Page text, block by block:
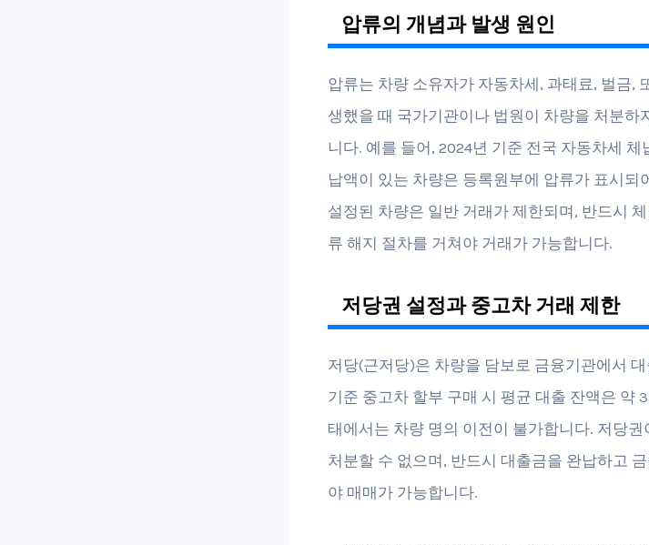
압류의 개념과 발생 원인
압류는 차량 소유자가 자동차세, 과태료, 벌금,
생했을 때 국가기관이나 법원이 차량을 처분하
니다. 예를 들어, 2024년 기준 전국 자동차세
납액이 있는 차량은 등록원부에 압류가 표시
설정된 차량은 일반 거래가 제한되며, 반드시
류 해지 절차를 거쳐야 거래가 가능합니다.
저당권 설정과 중고차 거래 제한
저당(근저당)은 차량을 담보로 금융기관에서
기준 중고차 할부 구매 시 평균 대출 잔액은 약
태에서는 차량 명의 이전이 불가합니다. 저당
처분할 수 없으며, 반드시 대출금을 완납하고
야 매매가 가능합니다.